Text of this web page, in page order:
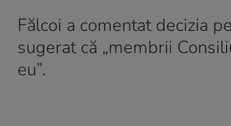
Fălcoi a comentat decizia
sugerat că „membrii
eu”.